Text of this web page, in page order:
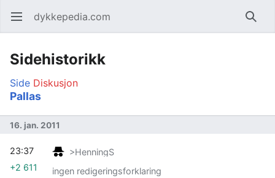
Åpne hovedmenyen dykkepedia.com Søk
Sidehistorikk
Side Diskusjon
Pallas
16. jan. 2011
>HenningS
ingen redigeringsforklaring
23:37
+2 611